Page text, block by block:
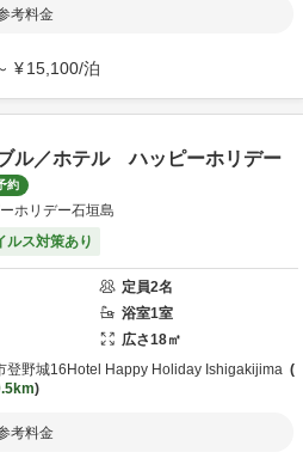
考料金
¥15,100/泊
ブル／ホテル ハッピーホリデー
約
ホリデー石垣島
ルス対策あり
定員2名
浴室1室
広さ18㎡
登野城16 Hotel Happy Holiday Ishigakijima
考料金